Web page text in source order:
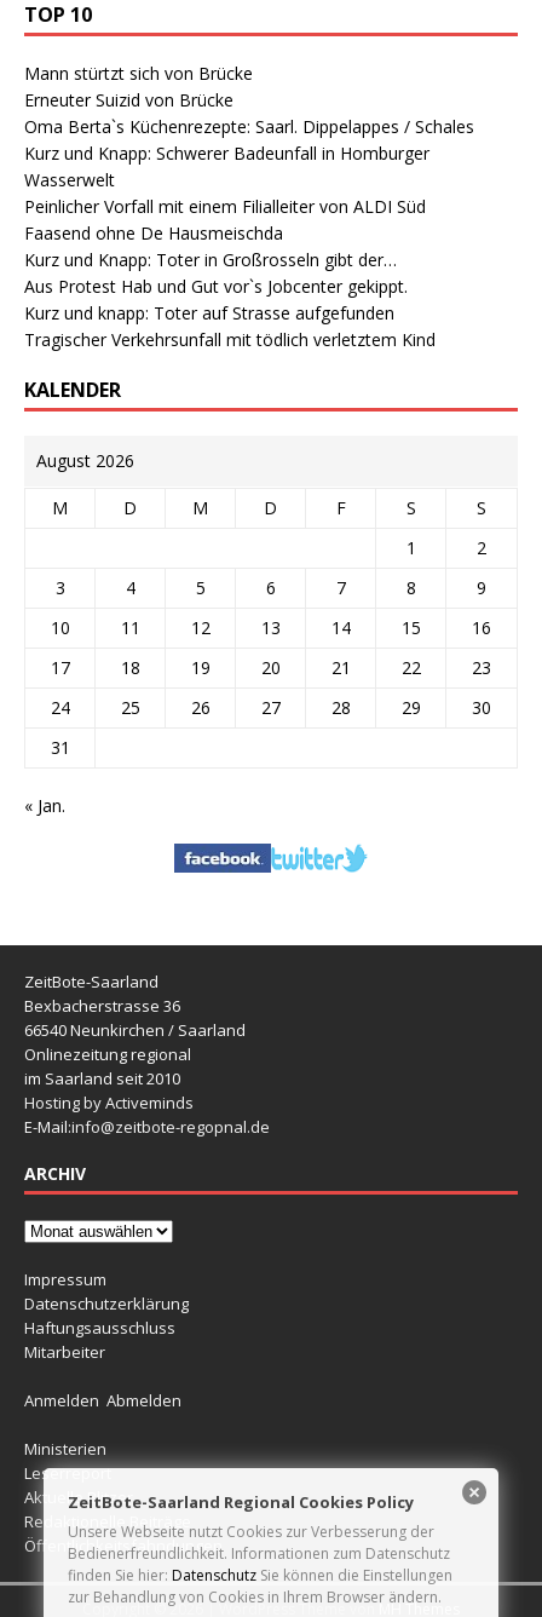
TOP 10
Mann stürtzt sich von Brücke
Erneuter Suizid von Brücke
Oma Berta`s Küchenrezepte: Saarl. Dippelappes / Schales
Kurz und Knapp: Schwerer Badeunfall in Homburger
Wasserwelt
Peinlicher Vorfall mit einem Filialleiter von ALDI Süd
Faasend ohne De Hausmeischda
Kurz und Knapp: Toter in Großrosseln gibt der…
Aus Protest Hab und Gut vor`s Jobcenter gekippt.
Kurz und knapp: Toter auf Strasse aufgefunden
Tragischer Verkehrsunfall mit tödlich verletztem Kind
KALENDER
August 2026
M D M D F S
S
1
2
3
4 5 6 7 8
9
10
11 12 13 14 15
16
17
18 19 20 21 22
23
24
25 26 27 28 29
30
31
« Jan.
ZeitBote-Saarland
Bexbacherstrasse 36
66540 Neunkirchen / Saarland
Onlinezeitung regional
im Saarland seit 2010
Hosting by Activeminds
E-Mail:info@zeitbote-regopnal.de
ARCHIV
Impressum
Datenschutzerklärung
Haftungsausschluss
Mitarbeiter
Anmelden Abmelden
Ministerien
Leserreport
Aktuelle Blitzer
Redaktionelle Beiträge
Öffentlichkeitsfahndungen
Copyright © 2026 | WordPress Theme vonMH Themes
ZeitBote-Saarland Regional Cookies Policy
Unsere Webseite nutzt Cookies zur Verbesserung der
Bedienerfreundlichkeit. Informationen zum Datenschutz
finden Sie hier: Datenschutz Sie können die Einstellungen
zur Behandlung von Cookies in Ihrem Browser ändern.